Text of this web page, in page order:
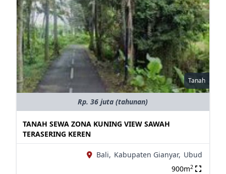
Tanah
Rp. 36 juta (tahunan)
TANAH SEWA ZONA KUNING VIEW SAWAH
TERASERING KEREN
Bali, Kabupaten Gianyar, Ubud
900m2